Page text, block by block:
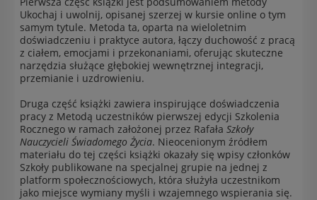
Ukochaj i uwolnij, opisanej szerzej w kursie online o tym
samym tytule. Metoda ta, oparta na wieloletnim
doświadczeniu i praktyce autora, łączy duchowość z pracą
z ciałem, emocjami i przekonaniami, oferując skuteczne
narzędzia służące głębokiej wewnętrznej integracji,
przemianie i uzdrowieniu.
Druga część książki zawiera inspirujące doświadczenia
pracy z Metodą uczestników pierwszej edycji Szkolenia
Rocznego w ramach założonej przez Rafała Szkoły
Nauczycieli Świadomego Życia. Nieocenionym źródłem
materiału do tej części książki okazały się wpisy członków
Szkoły publikowane na specjalnej grupie na jednej z
platform społecznościowych, która służyła uczestnikom
jako miejsce wymiany myśli i wzajemnego wspierania się.